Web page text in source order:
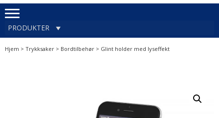
PRODUKTER
Hjem > Trykksaker > Bordtilbehør > Glint holder med lyseffekt